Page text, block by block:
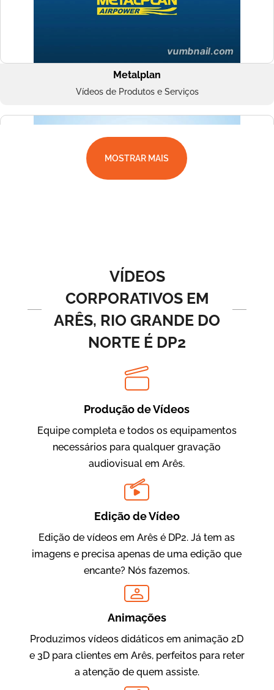
Metalplan
Vídeos de Produtos e Serviços
BRF Parceiros
Vídeos de Integração e Segurança
Vídeo Institucional
MOSTRAR MAIS
VÍDEOS
CORPORATIVOS EM
ARÊS, RIO GRANDE DO
NORTE É DP2
Produção de Vídeos
Equipe completa e todos os equipamentos
necessários para qualquer gravação
audiovisual em Arês.
Edição de Vídeo
Edição de vídeos em Arês é DP2. Já tem as
imagens e precisa apenas de uma edição que
encante? Nós fazemos.
Animações
Produzimos vídeos didáticos em animação 2D
e 3D para clientes em Arês, perfeitos para reter
a atenção de quem assiste.